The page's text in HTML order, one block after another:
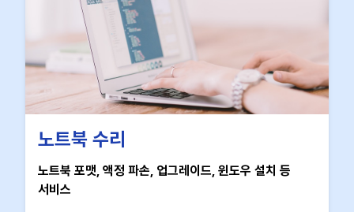
노트북 수리
노트북 포맷, 액정 파손, 업그레이드, 윈도우 설치 등
서비스